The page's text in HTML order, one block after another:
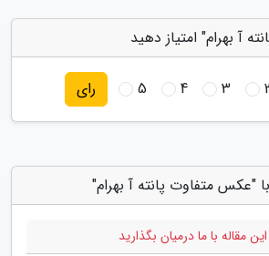
آ بهرام" امتیاز دهید
3
4
5 رای
"عکس متفاوت پانته آ بهرام"
مقاله با ما درمیان بگذارید